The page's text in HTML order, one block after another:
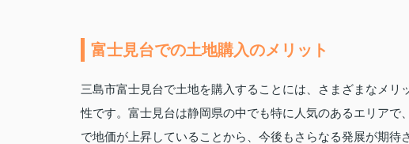
富士見台での土地購入のメリット
三島市富士見台で土地を購入することには、さまざまなメ
性です。富士見台は静岡県の中でも特に人気のあるエリア
で地価が上昇していることから、今後もさらなる発展が期